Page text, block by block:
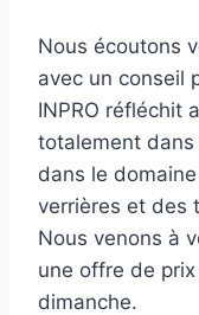
Nous écoutons
avec un conseil
INPRO réfléchit
totalement
dans le
verrières et des
Nous venons à
une offre de
dimanche.